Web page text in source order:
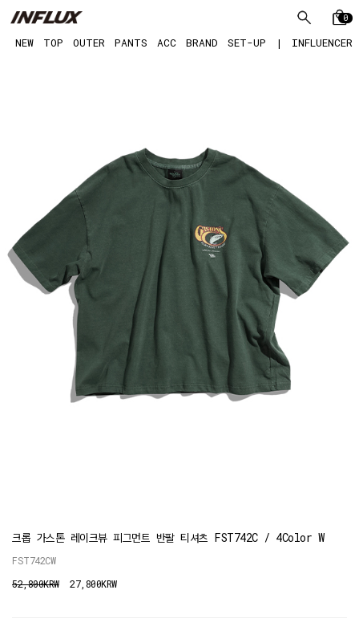
0
NEW TOP OUTER PANTS ACC BRAND SET-UP | INFLUENCER
크롭 가스톤 레이크뷰 피그먼트 반팔 티셔츠 FST742C / 4Color W
FST742CW
52,800KRW
27,800KRW